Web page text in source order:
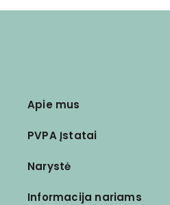
Apie mus
PVPA Įstatai
Narystė
Informacija nariams